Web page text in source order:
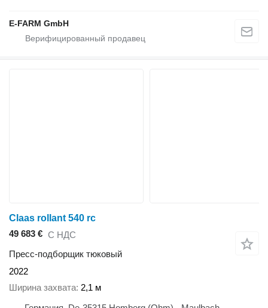
E-FARM GmbH
Claas rollant 540 rc
49 683 € С НДС
Пресс-подборщик тюковый
2022
Ширина захвата 2,1 м